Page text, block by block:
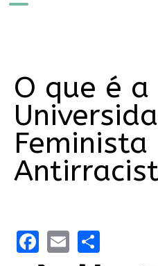
O que é a
Feminista
Facebook
EmailShare